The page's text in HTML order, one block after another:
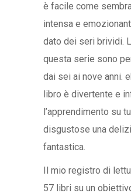
è facile come
intensa e
dato dei seri brividi.
questa serie sono
dai sei ai nove anni.
libro è divertente e
l’apprendimento su
disgustose una
fantastica.
Il mio registro di
57 libri su un